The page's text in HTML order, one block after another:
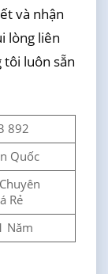
và nhận
lòng liên
tôi luôn sẵn
892
Quốc
Rẻ
Năm